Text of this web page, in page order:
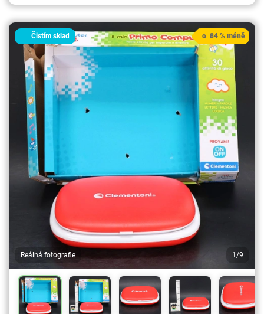
Čistím sklad
Reálná fotografie 1/9
o 84 % méně